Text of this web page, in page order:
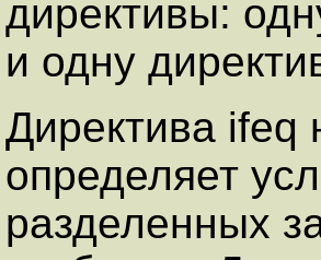
директивы:
и одну
Директива ifeq
определяет
разделенных